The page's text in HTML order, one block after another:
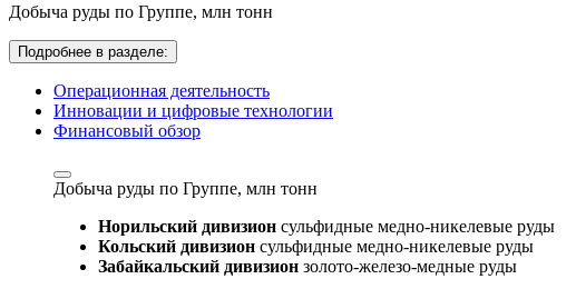
Добыча руды по Группе, млн тонн
Подробнее в разделе:
Операционная деятельность
Инновации и цифровые технологии
Финансовый обзор
Добыча руды по Группе, млн тонн
Норильский дивизион сульфидные медно-никелевые руды
Кольский дивизион сульфидные медно-никелевые руды
Забайкальский дивизион золото-железо-медные руды